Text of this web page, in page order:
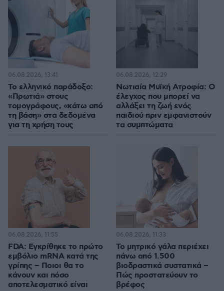
Το ελληνικό παράδοξο:
«Πρωτιά» στους
τομογράφους, «κάτω από
τη βάση» στα δεδομένα
για τη χρήση τους
06.08.2026, 13:41
Νωτιαία Μυϊκή Ατροφία: Ο
έλεγχος που μπορεί να
αλλάξει τη ζωή ενός
παιδιού πριν εμφανιστούν
τα συμπτώματα
06.08.2026, 12:29
FDA: Εγκρίθηκε το πρώτο
εμβόλιο mRNA κατά της
γρίπης – Ποιοι θα το
κάνουν και πόσο
αποτελεσματικό είναι
06.08.2026, 11:55
Το μητρικό γάλα περιέχει
πάνω από 1.500
βιοδραστικά συστατικά –
Πώς προστατεύουν το
βρέφος
06.08.2026, 11:33